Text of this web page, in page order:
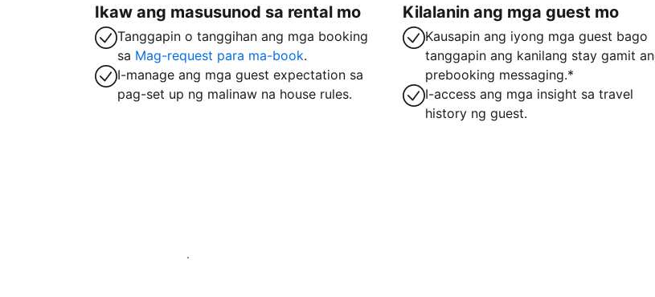
Ikaw ang masusunod sa rental mo
Tanggapin o tanggihan ang mga booking
sa Mag-request para ma-book.
I-manage ang mga guest expectation sa
pag-set up ng malinaw na house rules.
Kilalanin ang mga guest mo
Kausapin ang iyong mga guest bago
tanggapin ang kanilang stay gamit
prebooking messaging.*
I-access ang mga insight sa travel
history ng guest.
Mag-host sa amin ngayon